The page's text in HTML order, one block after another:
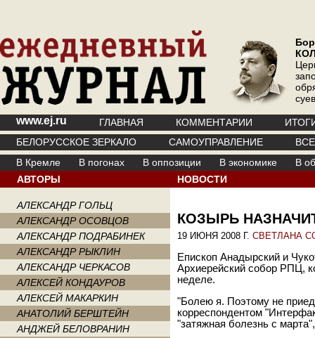
www.ej.ru ГЛАВНАЯ КОММЕНТАРИИ
БЕЛОРУССКОЕ ЗЕРКАЛО
САМОУПРАВЛЕНИЕ
В Кремле
В погонах В оппозиции В экономике
В
АВТОРЫ
АЛЕКСАНДР ГОЛЬЦ
АЛЕКСАНДР ОСОВЦОВ
АЛЕКСАНДР ПОДРАБИНЕК
АЛЕКСАНДР РЫКЛИН
АЛЕКСАНДР ЧЕРКАСОВ
АЛЕКСЕЙ КОНДАУРОВ
АЛЕКСЕЙ МАКАРКИН
АНАТОЛИЙ БЕРШТЕЙН
АНДЖЕЙ БЕЛОВРАНИН
НОВОСТИ
КОЗЫРЬ
19 ИЮНЯ 2008 Г. СВЕТЛАНА
Епископ Анадырский и
Архиерейский собор РПЦ,
неделе.
"Болею я. Поэтому не
корреспондентом
"затяжная болезнь с